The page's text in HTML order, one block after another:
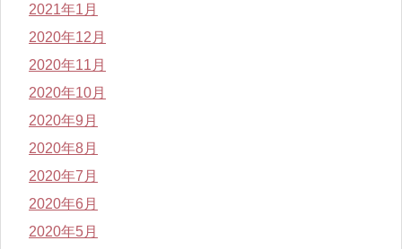
2021年1月
2020年12月
2020年11月
2020年10月
2020年9月
2020年8月
2020年7月
2020年6月
2020年5月